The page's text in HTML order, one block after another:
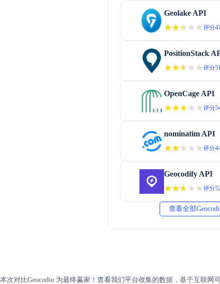
Geolake API
★★★★★
★★★★★评分
PositionStack
★★★★★
★★★★★评分
OpenCage API
★★★★★
★★★★★评分
nominatim API
★★★★★
★★★★★评分
Geocodify API
★★★★★
★★★★★评分
查看全部
本次对比Geocodio 为最终赢家！查看我们平台收集的数据，基于互联网